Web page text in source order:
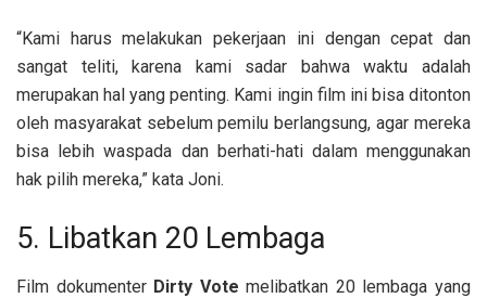
“Kami harus melakukan pekerjaan ini dengan cepat dan
sangat teliti, karena kami sadar bahwa waktu adalah
merupakan hal yang penting. Kami ingin film ini bisa ditonton
oleh masyarakat sebelum pemilu berlangsung, agar mereka
bisa lebih waspada dan berhati-hati dalam menggunakan
hak pilih mereka,” kata Joni.
5. Libatkan 20 Lembaga
Film dokumenter Dirty Vote melibatkan 20 lembaga yang